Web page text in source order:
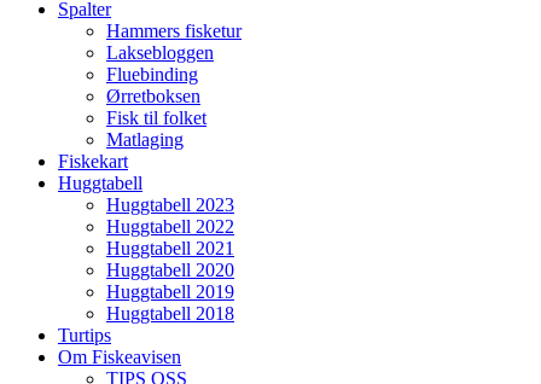
Spalter
Hammers fisketur
Laksebloggen
Fluebinding
Ørretboksen
Fisk til folket
Matlaging
Fiskekart
Huggtabell
Huggtabell 2023
Huggtabell 2022
Huggtabell 2021
Huggtabell 2020
Huggtabell 2019
Huggtabell 2018
Turtips
Om Fiskeavisen
TIPS OSS